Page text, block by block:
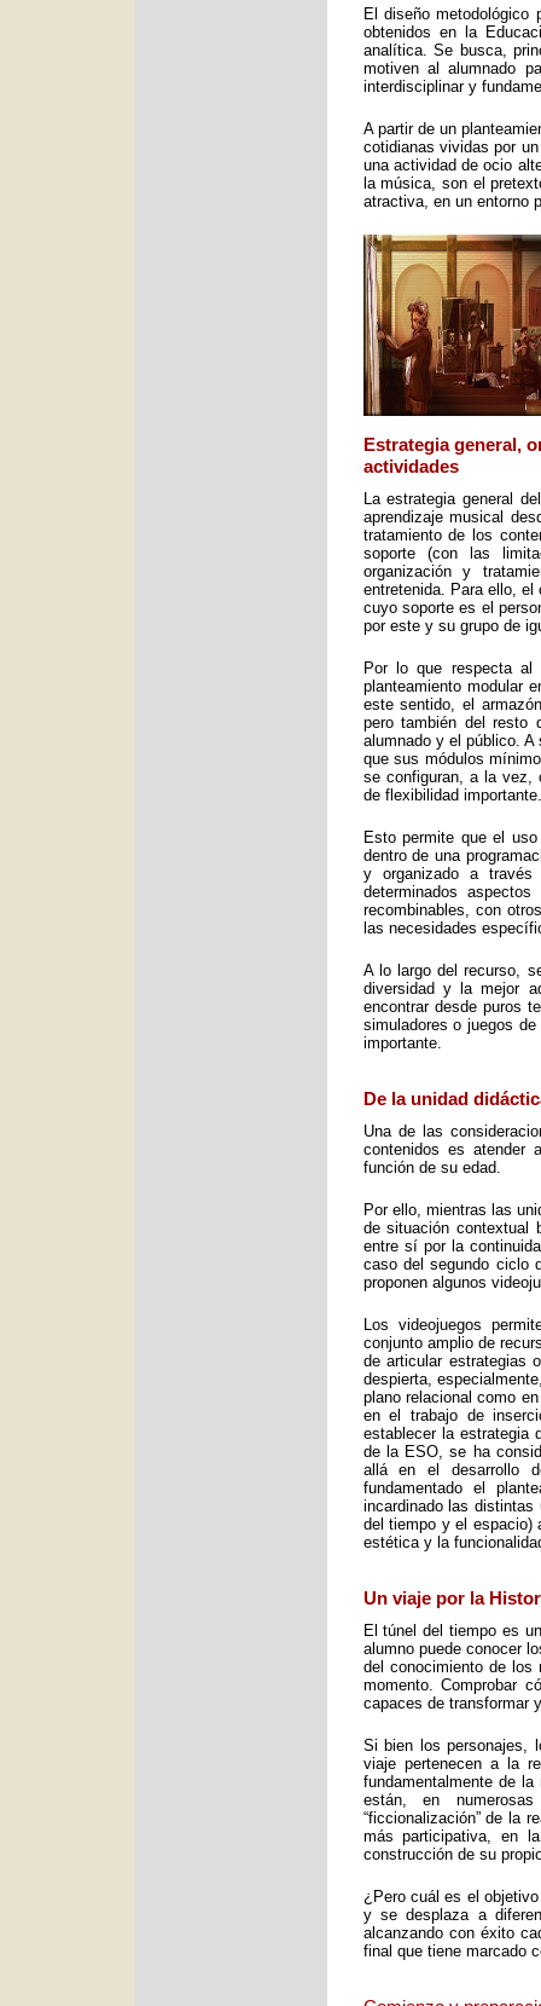
El diseño metodológico
obtenidos en la
analítica. Se busca,
motiven al alumnado
interdisciplinar y
A partir de un
cotidianas vividas por
una actividad de ocio
la música, son el
atractiva, en un entorno
Estrategia general,
actividades
La estrategia general
aprendizaje musical
tratamiento de los
soporte (con las
organización y
entretenida. Para ello,
cuyo soporte es el
por este y su grupo de
Por lo que respecta al
planteamiento modular
este sentido, el
pero también del resto
alumnado y el público.
que sus módulos
se configuran, a la vez,
de flexibilidad importante.
Esto permite que el
dentro de una
y organizado a
determinados
recombinables, con
las necesidades
A lo largo del recurso,
diversidad y la mejor
encontrar desde puros
simuladores o juegos
importante.
De la unidad
Una de las
contenidos es atender
función de su edad.
Por ello, mientras las
de situación contextual
entre sí por la
caso del segundo ciclo
proponen algunos
Los videojuegos
conjunto amplio de
de articular estrategias
despierta,
plano relacional como
en el trabajo de
establecer la estrategia
de la ESO, se ha
allá en el desarrollo
fundamentado el
incardinado las
del tiempo y el espacio)
estética y la
Un viaje por la
El túnel del tiempo es
alumno puede conocer
del conocimiento de
momento. Comprobar
capaces de transformar
Si bien los personajes,
viaje pertenecen a la
fundamentalmente de
están, en
“ficcionalización” de la
más participativa, en
construcción de su
¿Pero cuál es el
y se desplaza a
alcanzando con éxito
final que tiene marcado